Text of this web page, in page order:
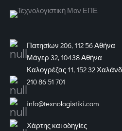
Πατησίων 206, 112 56 Αθήνα
Μάγερ 32, 10438 Αθήνα
Καλογρέζας 11, 152 32
210 86 51 701
info@texnologistiki.com
Χάρτης και οδηγίες